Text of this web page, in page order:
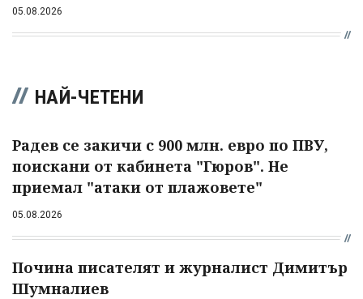
05.08.2026
НАЙ-ЧЕТЕНИ
Радев се закичи с 900 млн. евро по ПВУ,
поискани от кабинета "Гюров". Не
приемал "атаки от плажовете"
05.08.2026
Почина писателят и журналист Димитър
Шумналиев